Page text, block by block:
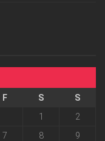
F S
S
1
2
7 8
9